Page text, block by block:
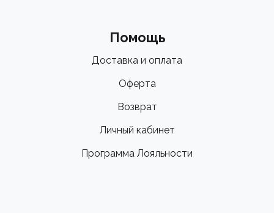
Помощь
Доставка и оплата
Оферта
Возврат
Личный кабинет
Программа Лояльности